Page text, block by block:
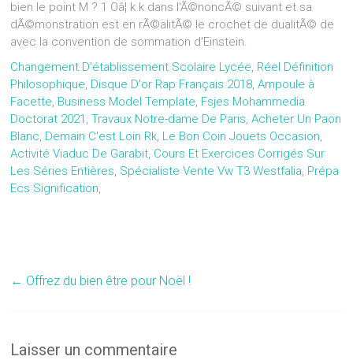
bien le point M ? 1 Oâ¦ k k dans l'Ã©noncÃ© suivant et sa
dÃ©monstration est en rÃ©alitÃ© le crochet de dualitÃ© de
avec la convention de sommation d'Einstein.
Changement D'établissement Scolaire Lycée, Réel Définition
Philosophique, Disque D'or Rap Français 2018,Ampoule à
Facette, Business Model Template, Fsjes Mohammedia
Doctorat 2021 ,Travaux Notre-dame De Paris,Acheter Un Paon
Blanc, Demain C'est Loin Rk, Le Bon Coin Jouets Occasion,
Activité Viaduc De Garabit, Cours Et Exercices Corrigés Sur
Les Séries Entières, Spécialiste Vente Vw T3 Westfalia, Prépa
Ecs Signification,
← Offrez du bien être pour Noël !
Laisser un commentaire